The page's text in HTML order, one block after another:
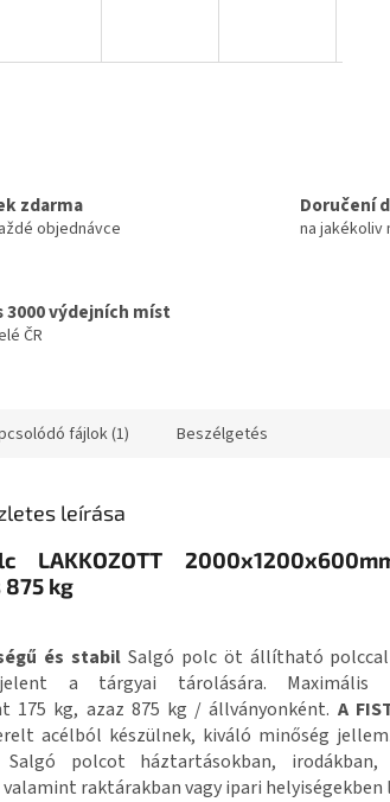
zdarma
objednávce
Doručení
na jakékoliv
3000 výdejních míst
ČR
fájlok (1) Beszélgetés
leírása
LAKKOZOTT
kg
és stabil Salgó polc öt állítható
a tárgyai tárolására. Maximális
175 kg, azaz 875 kg / állványonként. A
acélból készülnek, kiváló minőség
polcot háztartásokban, irodákban,
raktárakban vagy ipari